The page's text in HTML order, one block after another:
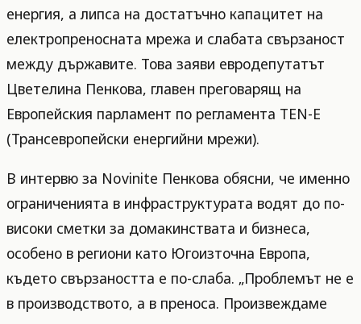
енергия, а липса на достатъчно капацитет на
електропреносната мрежа и слабата свързаност
между държавите. Това заяви евродепутатът
Цветелина Пенкова, главен преговарящ на
Европейския парламент по регламента TEN-E
(Трансевропейски енергийни мрежи).
В интервю за Novinite Пенкова обясни, че именно
ограниченията в инфраструктурата водят до по-
високи сметки за домакинствата и бизнеса,
особено в региони като Югоизточна Европа,
където свързаността е по-слаба. „Проблемът не е
в производството, а в преноса. Произвеждаме